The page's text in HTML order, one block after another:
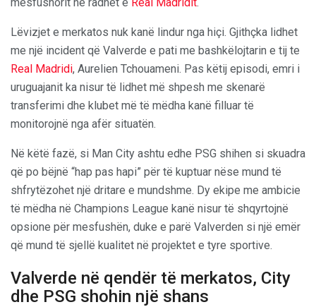
Lëvizjet e merkatos nuk kanë lindur nga hiçi. Gjithçka lidhet
me një incident që Valverde e pati me bashkëlojtarin e tij te
Real Madridi, Aurelien Tchouameni. Pas këtij episodi, emri i
uruguajanit ka nisur të lidhet më shpesh me skenarë
transferimi dhe klubet më të mëdha kanë filluar të
monitorojnë nga afër situatën.
Në këtë fazë, si Man City ashtu edhe PSG shihen si skuadra
që po bëjnë “hap pas hapi” për të kuptuar nëse mund të
shfrytëzohet një dritare e mundshme. Dy ekipe me ambicie
të mëdha në Champions League kanë nisur të shqyrtojnë
opsione për mesfushën, duke e parë Valverden si një emër
që mund të sjellë kualitet në projektet e tyre sportive.
Valverde në qendër të merkatos, City
dhe PSG shohin një shans